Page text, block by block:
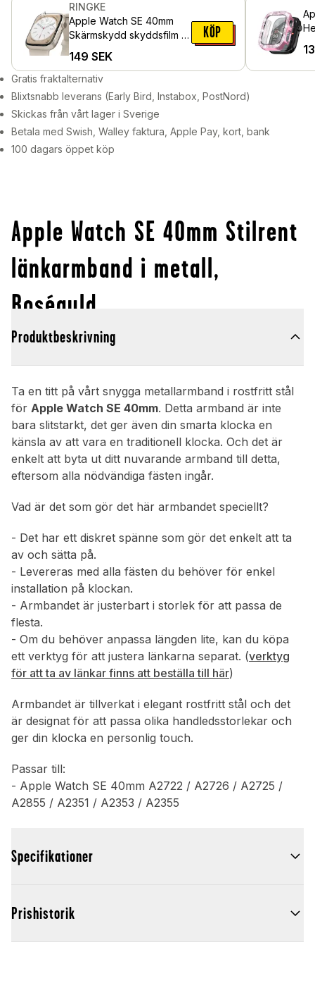
RINGKE
Apple Watch SE 40mm
Skärmskydd skyddsfilm -
149 SEK
KÖP
Gratis fraktalternativ
Blixtsnabb leverans (Early Bird, Instabox, PostNord)
Skickas från vårt lager i Sverige
Betala med Swish, Walley faktura, Apple Pay, kort, bank
100 dagars öppet köp
Apple Watch SE 40mm Stilrent
länkarmband i metall,
Roséguld
Produktbeskrivning
Ta en titt på vårt snygga metallarmband i rostfritt stål
för Apple Watch SE 40mm. Detta armband är inte
bara slitstarkt, det ger även din smarta klocka en
känsla av att vara en traditionell klocka. Och det är
enkelt att byta ut ditt nuvarande armband till detta,
eftersom alla nödvändiga fästen ingår.
Vad är det som gör det här armbandet speciellt?
- Det har ett diskret spänne som gör det enkelt att ta
av och sätta på.
- Levereras med alla fästen du behöver för enkel
installation på klockan.
- Armbandet är justerbart i storlek för att passa de
flesta.
- Om du behöver anpassa längden lite, kan du köpa
ett verktyg för att justera länkarna separat. (verktyg
för att ta av länkar finns att beställa till här)
Armbandet är tillverkat i elegant rostfritt stål och det
är designat för att passa olika handledsstorlekar och
ger din klocka en personlig touch.
Passar till:
- Apple Watch SE 40mm A2722 / A2726 / A2725 /
A2855 / A2351 / A2353 / A2355
Specifikationer
Prishistorik